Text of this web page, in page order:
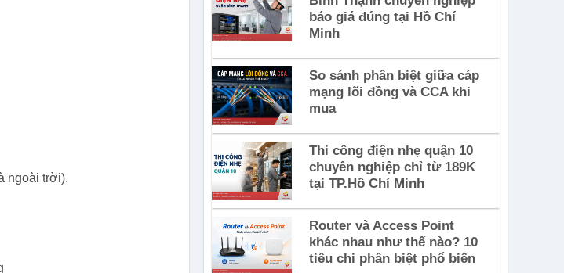
ngoài trời).
báo giá đúng tại Hồ Chí
Minh
So sánh phân biệt giữa cáp
mạng lõi đồng và CCA khi
mua
Thi công điện nhẹ quận 10
chuyên nghiệp chỉ từ 189K
tại TP.Hồ Chí Minh
Router và Access Point
khác nhau như thế nào? 10
tiêu chi phân biệt phổ biến